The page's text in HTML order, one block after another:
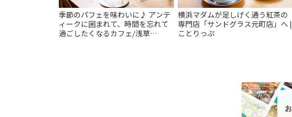
季節のパフェを味わいに♪ アンテ
ィークに囲まれて、時間を忘れて
過ごしたくなるカフェ/浅草
横浜マダムが足しげく通う紅茶の
専門店「サンドグラス元町店」へ |
ことりっぷ